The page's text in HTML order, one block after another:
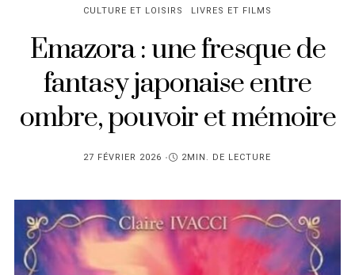
CULTURE ET LOISIRS LIVRES ET FILMS
Emazora : une fresque de
fantasy japonaise entre
ombre, pouvoir et mémoire
PUBLIÉ
27 FÉVRIER 2026 2MIN. DE LECTURE